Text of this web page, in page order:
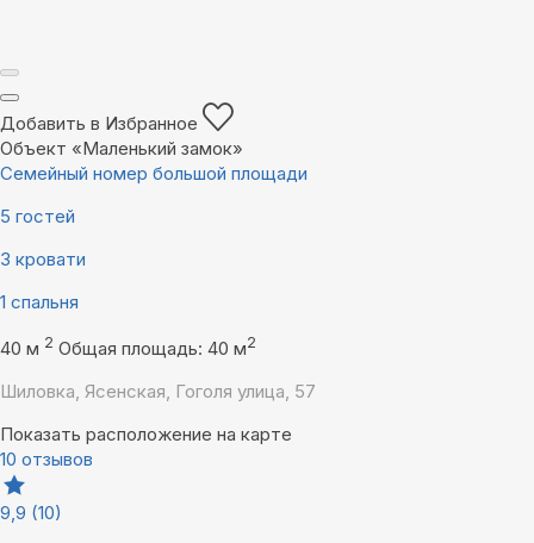
Добавить в Избранное
Объект «Маленький замок»
Семейный номер большой площади
5 гостей
3 кровати
1 спальня
40 м 2 Общая площадь: 40 м2
Шиловка, Ясенская, Гоголя улица, 57
Показать расположение на карте
10 отзывов
9,9 (10)